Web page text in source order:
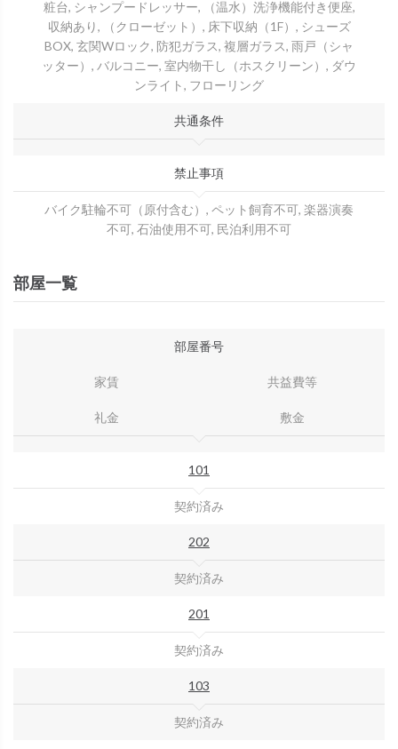
粧台, シャンプードレッサー, （温水）洗浄機能付き便座,
収納あり, （クローゼット）, 床下収納（1F）, シューズ
BOX, 玄関Wロック, 防犯ガラス, 複層ガラス, 雨戸（シャ
ッター）, バルコニー, 室内物干し（ホスクリーン）, ダウ
ンライト, フローリング
共通条件
禁止事項
バイク駐輪不可（原付含む）, ペット飼育不可, 楽器演奏
不可, 石油使用不可, 民泊利用不可
部屋一覧
部屋番号
家賃 共益費等
礼金 敷金
101
契約済み
202
契約済み
201
契約済み
103
契約済み